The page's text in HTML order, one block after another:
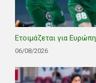
Ετοιμάζεται για Ευρώπη
06/08/2026